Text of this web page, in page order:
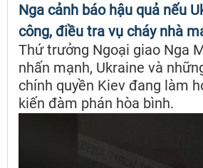
Nga cảnh báo hậu quả nếu
công, điều tra vụ cháy nhà
Thứ trưởng Ngoại giao Nga
nhấn mạnh, Ukraine và
chính quyền Kiev đang làm
kiến đàm phán hòa bình.